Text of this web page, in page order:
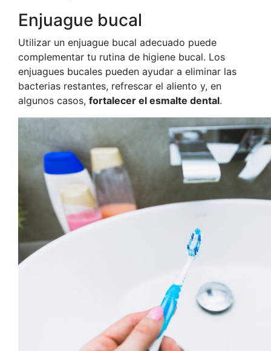
Enjuague bucal
Utilizar un enjuague bucal adecuado puede
complementar tu rutina de higiene bucal. Los
enjuagues bucales pueden ayudar a eliminar las
bacterias restantes, refrescar el aliento y, en
algunos casos, fortalecer el esmalte dental.